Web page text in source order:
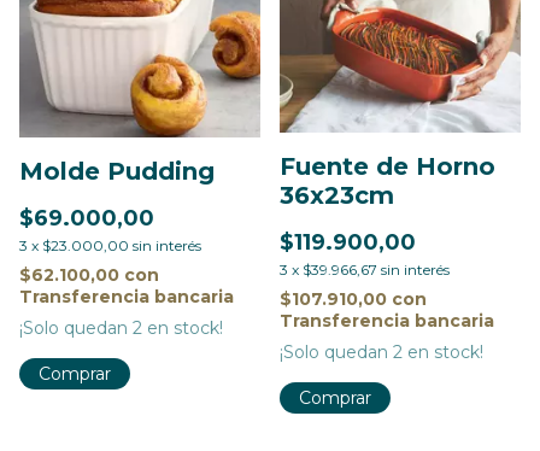
Molde Pudding
$69.000,00
3 x $23.000,00 sin interés
$62.100,00 con
Transferencia bancaria
¡Solo quedan 2 en stock!
Comprar
Fuente de Horno
36x23cm
$119.900,00
3 x $39.966,67 sin interés
$107.910,00 con
Transferencia bancaria
¡Solo quedan 2 en stock!
Comprar